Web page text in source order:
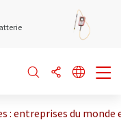
: entreprises du monde